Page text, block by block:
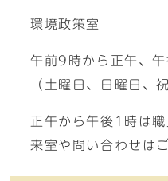
環境政策室
午前9時から正午、
（土曜日、日曜日、
正午から午後1時は
来室や問い合わせは